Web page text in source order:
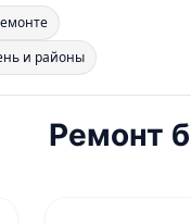
и районы
Ремонт